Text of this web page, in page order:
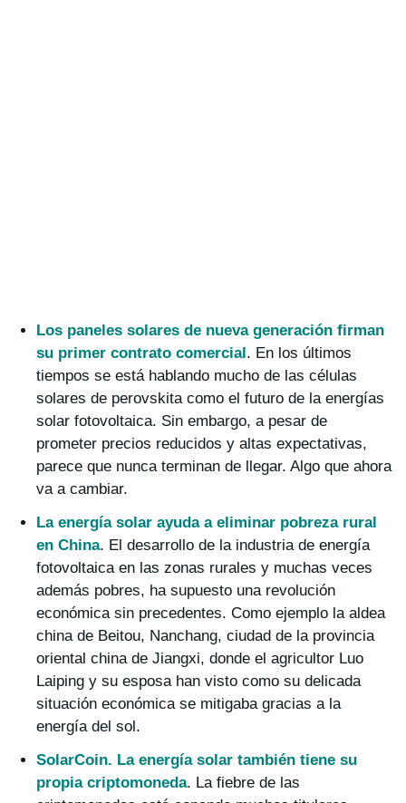
Los paneles solares de nueva generación firman
su primer contrato comercial. En los últimos
tiempos se está hablando mucho de las células
solares de perovskita como el futuro de la energías
solar fotovoltaica. Sin embargo, a pesar de
prometer precios reducidos y altas expectativas,
parece que nunca terminan de llegar. Algo que ahora
va a cambiar.
La energía solar ayuda a eliminar pobreza rural
en China. El desarrollo de la industria de energía
fotovoltaica en las zonas rurales y muchas veces
además pobres, ha supuesto una revolución
económica sin precedentes. Como ejemplo la aldea
china de Beitou, Nanchang, ciudad de la provincia
oriental china de Jiangxi, donde el agricultor Luo
Laiping y su esposa han visto como su delicada
situación económica se mitigaba gracias a la
energía del sol.
SolarCoin. La energía solar también tiene su
propia criptomoneda. La fiebre de las